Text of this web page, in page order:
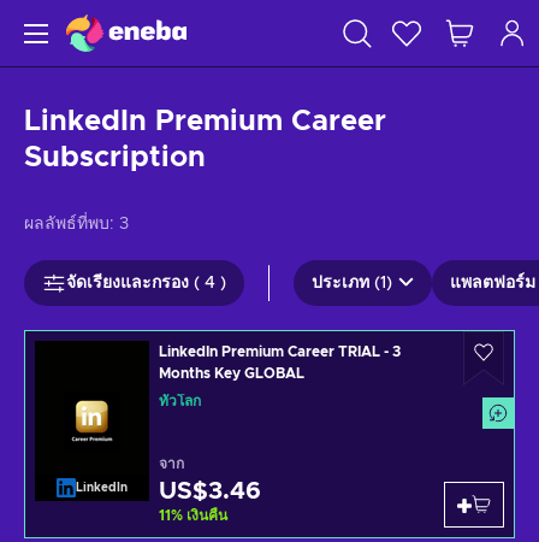
LinkedIn Premium Career
Subscription
ผลลัพธ์ที่พบ: 3
จัดเรียงและกรอง ( 4 ) ประเภท (1) แพลตฟอร์ม
LinkedIn
LinkedIn Premium Career TRIAL - 3
Months Key GLOBAL
ทั่วโลก
จาก
US$3.46
11% เงินคืน